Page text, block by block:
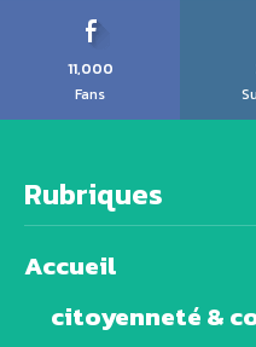
11,000
Fans
Rubriques
Accueil
citoyenneté &